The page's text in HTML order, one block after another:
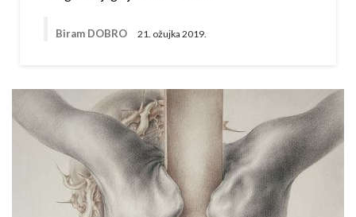
Biram DOBRO 21. ožujka 2019.